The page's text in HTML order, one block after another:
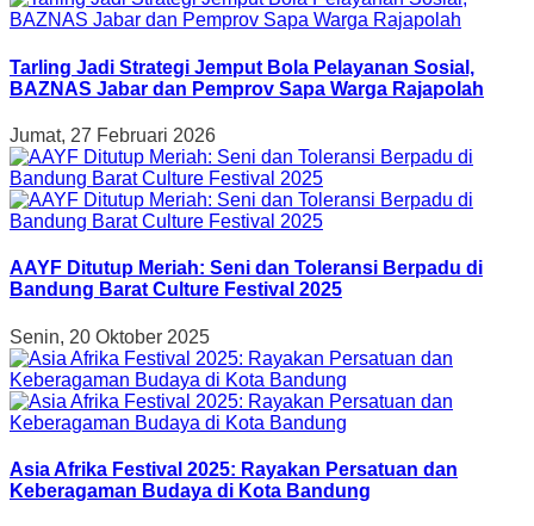
Tarling Jadi Strategi Jemput Bola Pelayanan Sosial,
BAZNAS Jabar dan Pemprov Sapa Warga Rajapolah
Jumat, 27 Februari 2026
AAYF Ditutup Meriah: Seni dan Toleransi Berpadu di
Bandung Barat Culture Festival 2025
Senin, 20 Oktober 2025
Asia Afrika Festival 2025: Rayakan Persatuan dan
Keberagaman Budaya di Kota Bandung